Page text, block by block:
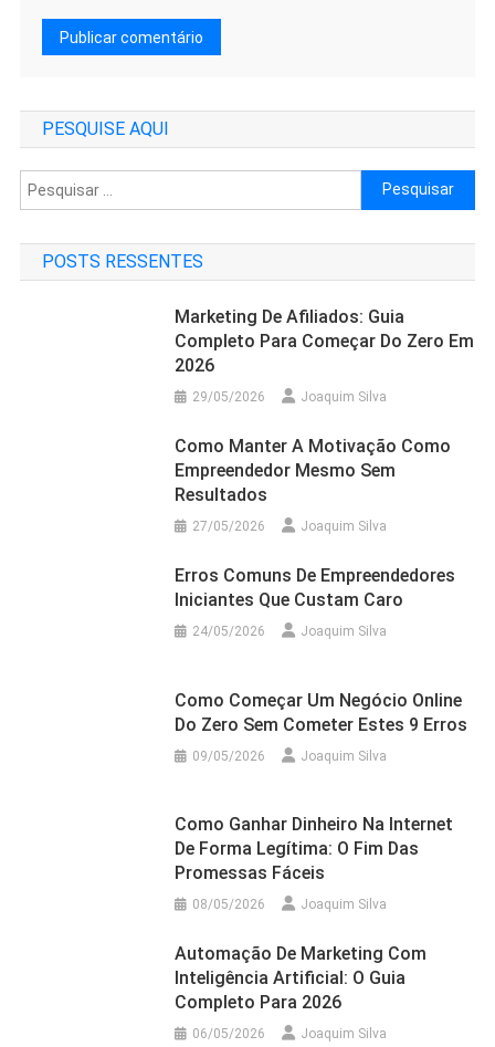
PESQUISE AQUI
Pesquisar
por:
POSTS RESSENTES
Marketing De Afiliados: Guia
Completo Para Começar Do Zero Em
2026
29/05/2026 Joaquim Silva
Como Manter A Motivação Como
Empreendedor Mesmo Sem
Resultados
27/05/2026 Joaquim Silva
Erros Comuns De Empreendedores
Iniciantes Que Custam Caro
24/05/2026 Joaquim Silva
Como Começar Um Negócio Online
Do Zero Sem Cometer Estes 9 Erros
09/05/2026 Joaquim Silva
Como Ganhar Dinheiro Na Internet
De Forma Legítima: O Fim Das
Promessas Fáceis
08/05/2026 Joaquim Silva
Automação De Marketing Com
Inteligência Artificial: O Guia
Completo Para 2026
06/05/2026 Joaquim Silva